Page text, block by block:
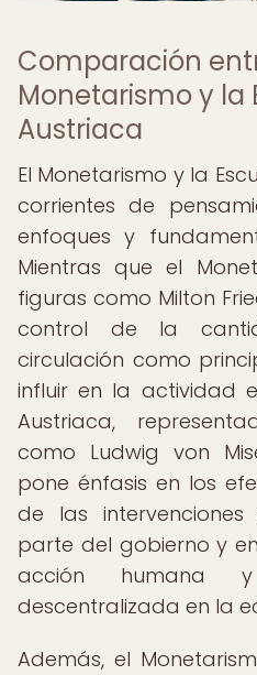
Comparación
Monetarismo y la
Austriaca
El Monetarismo y la
corrientes de
enfoques y
Mientras que el
figuras como Milton
control de la
circulación como
influir en la actividad
Austriaca,
como Ludwig von
pone énfasis en los
de las
parte del gobierno y
acción humana
descentralizada en la
Además, el